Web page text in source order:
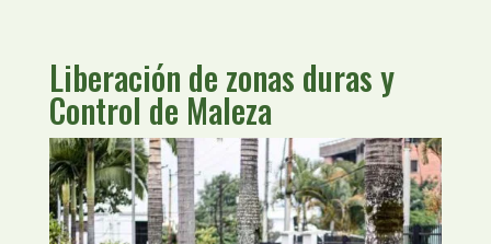
Liberación de zonas duras y
Control de Maleza